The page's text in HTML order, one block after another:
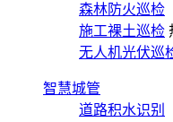
森林防火巡检
施工裸土巡检
无人机光伏巡
智慧城管
道路积水识别